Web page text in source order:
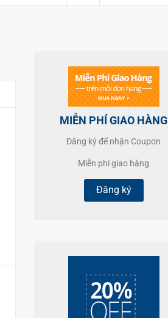
MIỄN PHÍ GIAO HÀNG
Đăng ký để nhận Coupon
Miễn phí giao hàng
Đăng ký